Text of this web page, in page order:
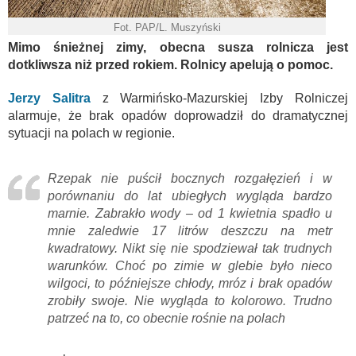
Fot. PAP/L. Muszyński
Mimo śnieżnej zimy, obecna susza rolnicza jest
dotkliwsza niż przed rokiem. Rolnicy apelują o pomoc.
Jerzy Salitraz Warmińsko-Mazurskiej Izby Rolniczej
alarmuje, że brak opadów doprowadził do dramatycznej
sytuacji na polach w regionie.
Rzepak nie puścił bocznych rozgałęzień i w
porównaniu do lat ubiegłych wygląda bardzo
marnie. Zabrakło wody – od 1 kwietnia spadło u
mnie zaledwie 17 litrów deszczu na metr
kwadratowy. Nikt się nie spodziewał tak trudnych
warunków. Choć po zimie w glebie było nieco
wilgoci, to późniejsze chłody, mróz i brak opadów
zrobiły swoje. Nie wygląda to kolorowo. Trudno
patrzeć na to, co obecnie rośnie na polach